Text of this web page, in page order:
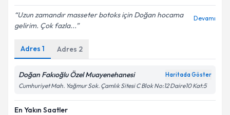
Uzun zamandır masseter botoks için Doğan hocama
gelirim. Çok fazla...
Devamı
Adres 1 Adres 2
Doğan Fakıoğlu Özel Muayenehanesi Haritada Göster
Cumhuriyet Mah. Yağmur Sok. Çamlık Sitesi C Blok No:12 Daire10 Kat:5
En Yakın Saatler